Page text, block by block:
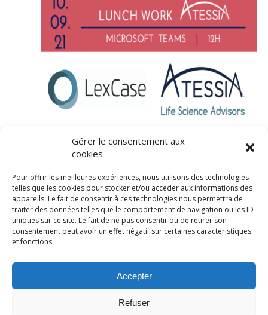
Gérer le consentement aux
cookies
Pour offrir les meilleures expériences, nous utilisons des technologies
telles que les cookies pour stocker et/ou accéder aux informations des
appareils. Le fait de consentir à ces technologies nous permettra de
traiter des données telles que le comportement de navigation ou les ID
uniques sur ce site. Le fait de ne pas consentir ou de retirer son
consentement peut avoir un effet négatif sur certaines caractéristiques
et fonctions.
Accepter
Refuser
© LexCase 2026
Mentions légales
Politique de confidentialité
Conditions générales
web réalisé par 2cafes